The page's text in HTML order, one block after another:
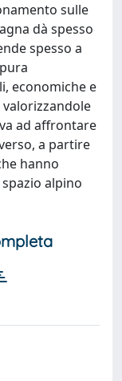
sulle
dà spesso
spesso a
economiche e
ad affrontare
a partire
hanno
alpino